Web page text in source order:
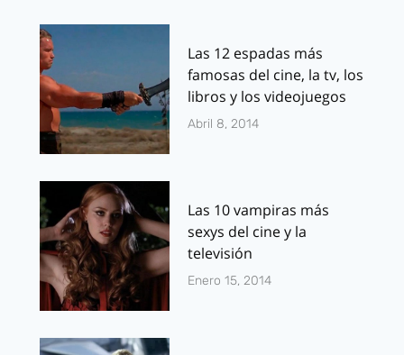
Las 12 espadas más
famosas del cine, la tv, los
libros y los videojuegos
Abril 8, 2014
Las 10 vampiras más
sexys del cine y la
televisión
Enero 15, 2014